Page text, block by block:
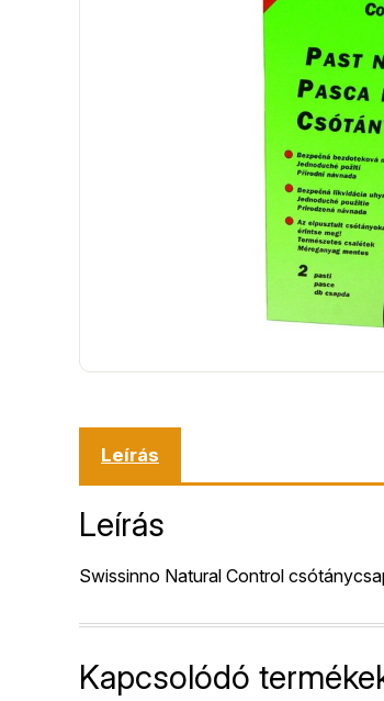
Leírás
Leírás
Swissinno Natural Control
Kapcsolódó